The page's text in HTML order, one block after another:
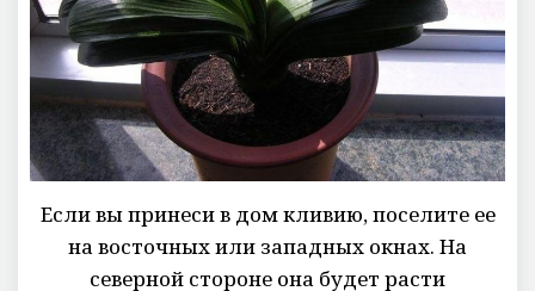
Если вы принеси в дом кливию, поселите ее
на восточных или западных окнах. На
северной стороне она будет расти